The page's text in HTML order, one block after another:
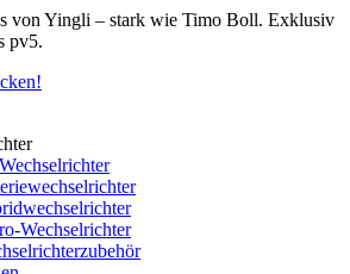
von Yingli – stark wie Timo Boll. Exklusiv
pv5.
Wechselrichter